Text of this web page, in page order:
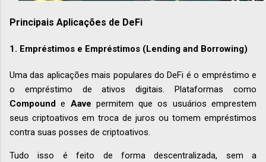
Principais Aplicações de DeFi
1. Empréstimos e Empréstimos (Lending and Borrowing)
Uma das aplicações mais populares do DeFi é o empréstimo e
o empréstimo de ativos digitais. Plataformas como
Compounde Aave permitem que os usuários emprestem
seus criptoativos em troca de juros ou tomem empréstimos
contra suas posses de criptoativos.
Tudo isso é feito de forma descentralizada, sem a